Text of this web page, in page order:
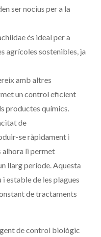
ser nocius per a la
és ideal per a
agrícoles sostenibles, ja
amb altres
un control eficient
productes químics.
de
se ràpidament i
alhora li permet
llarg període. Aquesta
estable de les plagues
de tractaments
de control biològic